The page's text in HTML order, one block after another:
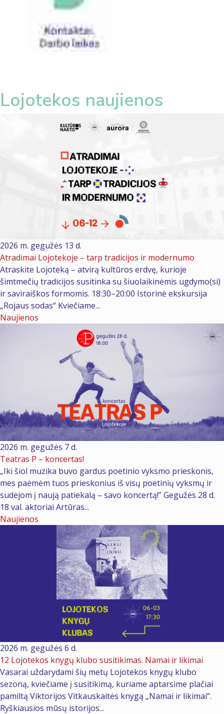
Lojotekos naujienos
2026 m. gegužės 13 d.
Atradimai Lojotekoje – tarp tradicijos ir modernumo
Atraskite Lojoteką – atvirą kultūros erdvę, kurioje
šimtmečių tradicijos susitinka su šiuolaikinėmis ugdymo(si)
ir saviraiškos formomis. 18:30–20:00 Istorinė ekskursija
„Rojaus sodas“ Kviečiame...
Naujienos
2026 m. gegužės 7 d.
Teatras P – koncertas!
„Iki šiol muzika buvo gardus poetinio vyksmo prieskonis,
mes paėmėm tuos prieskonius iš visų poetinių vyksmų ir
sudėjom į naują patiekalą – savo koncertą!” Gegužės 28 d.
18 val. aktoriai Artūras...
Naujienos
2026 m. gegužės 6 d.
12 Lojotekos knygų klubo susitikimas. Namai ir likimai
Vasarai uždarydami šių metų Lojotekos knygų klubo
sezoną, kviečiame į susitikimą, kuriame aptarsime plačiai
pamiltą Viktorijos Vitkauskaitės knygą „Namai ir likimai“.
Ryškiausios mūsų istorijos...